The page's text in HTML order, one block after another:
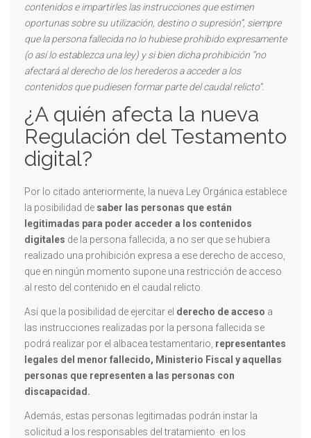
contenidos e impartirles las instrucciones que estimen
oportunas sobre su utilización, destino o supresión”, siempre
que la persona fallecida no lo hubiese prohibido expresamente
(o así lo establezca una ley) y si bien dicha prohibición “no
afectará al derecho de los herederos a acceder a los
contenidos que pudiesen formar parte del caudal relicto”.
¿A quién afecta la nueva
Regulación del Testamento
digital?
Por lo citado anteriormente, la nueva Ley Orgánica establece
la posibilidad de saber las personas que están
legitimadas para poder acceder a los contenidos
digitales de la persona fallecida, a no ser que se hubiera
realizado una prohibición expresa a ese derecho de acceso,
que en ningún momento supone una restricción de acceso
al resto del contenido en el caudal relicto.
Así que la posibilidad de ejercitar el derecho de acceso a
las instrucciones realizadas por la persona fallecida se
podrá realizar por el albacea testamentario, representantes
legales del menor fallecido, Ministerio Fiscal y aquellas
personas que representen a las personas con
discapacidad.
Además, estas personas legitimadas podrán instar la
solicitud a los responsables del tratamiento en los